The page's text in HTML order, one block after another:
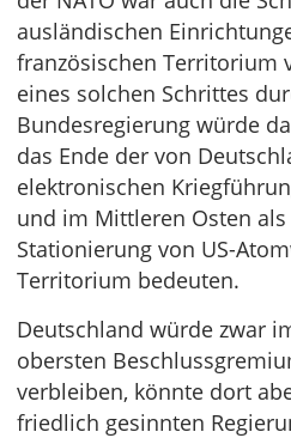
ausländischen
französischen Territorium
eines solchen Schrittes
Bundesregierung würde
das Ende der von
elektronischen
und im Mittleren Osten
Stationierung von US-
Territorium bedeuten.
Deutschland würde zwar
obersten
verbleiben, könnte dort
friedlich gesinnten